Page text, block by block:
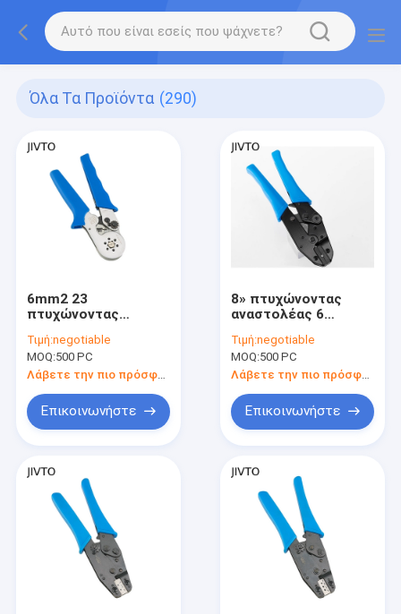
Όλα Τα Προϊόντα (290)
6mm2 23
πτυχώνοντας
καλωδίων AWG
Crimper συνδετήρων
ΚΚ άκρη
Τιμή:negotiable
MOQ:500 PC
Λάβετε την πιο πρόσφατη τιμή
Επικοινωνήστε
8» πτυχώνοντας
αναστολέας 6
καλωδίων στοιχείων
20.3CM 2.5mm2
Crimper AWG
Τιμή:negotiable
MOQ:500 PC
Επικοινωνήστε